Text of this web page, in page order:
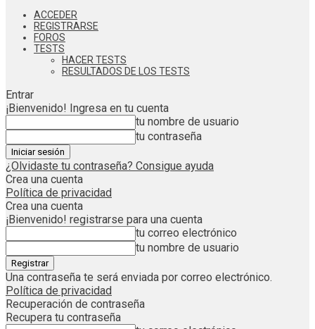
ACCEDER
REGISTRARSE
FOROS
TESTS
HACER TESTS
RESULTADOS DE LOS TESTS
Entrar
¡Bienvenido! Ingresa en tu cuenta
tu nombre de usuario
tu contraseña
¿Olvidaste tu contraseña? Consigue ayuda
Crea una cuenta
Política de privacidad
Crea una cuenta
¡Bienvenido! registrarse para una cuenta
tu correo electrónico
tu nombre de usuario
Una contraseña te será enviada por correo electrónico.
Política de privacidad
Recuperación de contraseña
Recupera tu contraseña